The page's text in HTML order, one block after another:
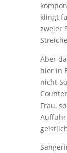
klingt
zweier
Aber
hier in
nicht
Frau,